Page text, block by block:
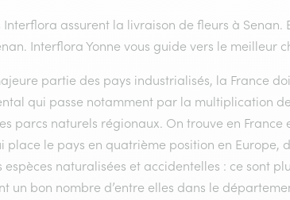
Interflora assurent la livraison de fleurs à
Interflora Yonne vous guide vers le meilleur
partie des pays industrialisés, la France
qui passe notamment par la multiplication
parcs naturels régionaux. On trouve en
place le pays en quatrième position en Europe,
espèces naturalisées et accidentelles : ce sont
un bon nombre d’entre elles dans le